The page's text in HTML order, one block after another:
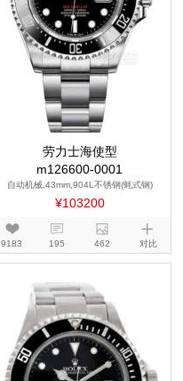
劳力士海使型
m126600-0001
自动机械,43mm,904L不锈钢(蚝式钢)
¥103200
9183 195 462 对比